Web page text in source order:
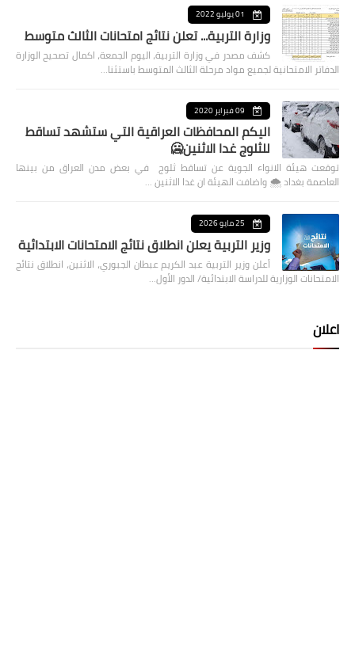
01 يوليو 2022
وزارة التربية... تعلن نتائج امتحانات الثالث متوسط
كشف مصدر في وزارة التربية، اليوم الجمعة، اكمال تصحيح الوزارة
الدفاتر الامتحانية لجميع مواد مرحلة الثالث المتوسط باستثنا…
09 فبراير 2020
اليكم المحافظات العراقية التي ستشهد تساقط
للثلوج غدا الاثنين🥶
توقعت هيئة الانواء الجوية عن تساقط ثلوج في بعض مدن العراق من بينها
العاصمة بغداد ⁦🌨️⁩ واضافت الهيئة ان غدا الاثنين …
25 مايو 2026
وزير التربية يعلن انطلاق نتائج الامتحانات الابتدائية
أعلن وزير التربية عبد الكريم عبطان الجبوري، الاثنين، انطلاق نتائج
الامتحانات الوزارية للدراسة الابتدائية/ الدور الأول…
اعلان